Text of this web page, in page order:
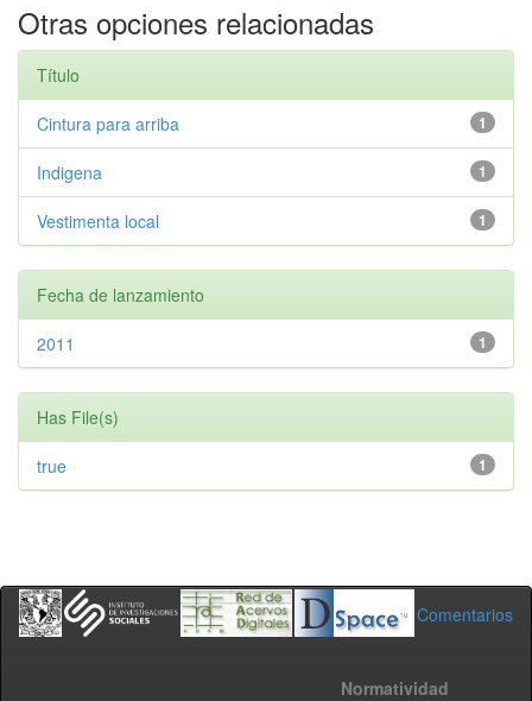
Otras opciones relacionadas
Título
1
Cintura para arriba
1
Indigena
1
Vestimenta local
Fecha de lanzamiento
1
2011
Has File(s)
1
true
Comentarios
Normatividad